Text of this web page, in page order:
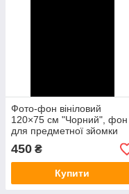
Фото-фон вініловий
120×75 см "Чорний", фон
для предметної зйомки
ПВХ (банерна тканина)
450 ₴
Купити